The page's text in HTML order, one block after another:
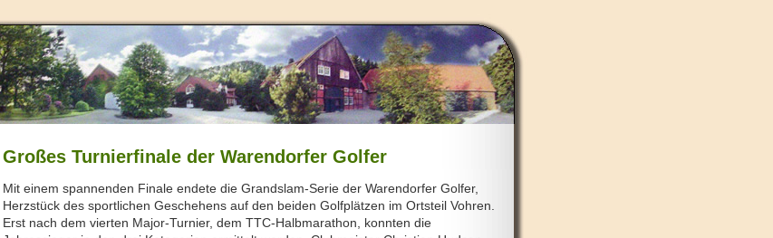
Großes Turnierfinale der Warendorfer Golfer
Mit einem spannenden Finale endete die Grandslam-Serie der Warendorfer Golfer,
Herzstück des sportlichen Geschehens auf den beiden Golfplätzen im Ortsteil Vohren.
Erst nach dem vierten Major-Turnier, dem TTC-Halbmarathon, konnten die